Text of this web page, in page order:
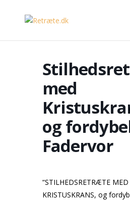
med
og
Fadervor
“STILHEDSRETRÆTE MED
KRISTUSKRANS, og